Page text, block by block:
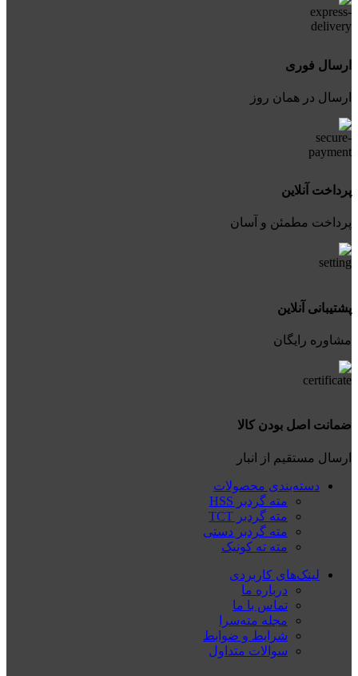
ارسال فوری
ارسال در همان روز
پرداخت آنلاین
پرداخت مطمئن و آسان
پشتیبانی آنلاین
مشاوره رایگان
ضمانت اصل بودن کالا
ارسال مستقیم از انبار
دسته‌بندی محصولات
مته گردبر HSS
مته گردبر TCT
مته گردبر دستی
مته ته کونیک
لینک‌های کاربردی
درباره ما
تماس با ما
مجله مته‌سرا
شرایط و ضوابط
سوالات متداول